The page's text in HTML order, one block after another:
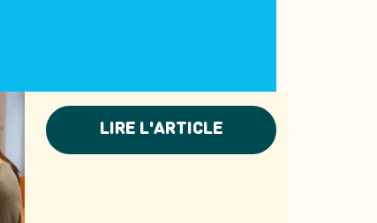
LIRE L'ARTICLE